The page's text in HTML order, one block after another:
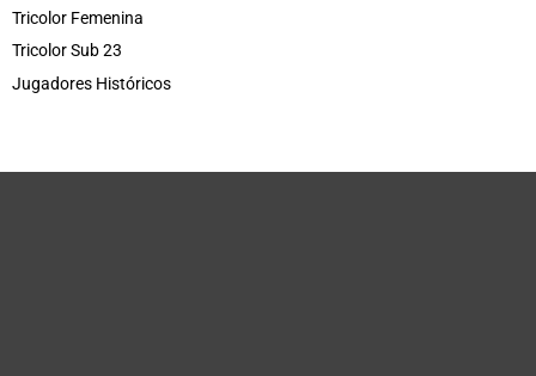
Tricolor Femenina
Tricolor Sub 23
Jugadores Históricos